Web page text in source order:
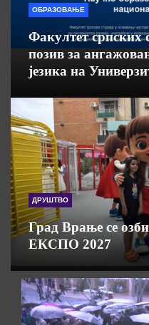
ОБРАЗОВАЊЕ
Факултет српских
позив за
језика на
ДРУШТВО
Град Врање се
ЕКСПО 2027